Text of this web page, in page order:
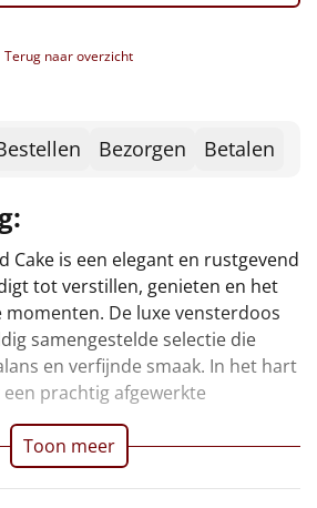
Terug naar overzicht
Bezorgen Betalen
Cake is een elegant en rustgevend
tot verstillen, genieten en het
momenten. De luxe vensterdoos
samengestelde selectie die
en verfijnde smaak. In het hart
prachtig afgewerkte
tonen van chocolade en
die net zo mooi is om te
te proeven. De fluweelzachte
kerstballen voegen een zachte
perfect samengaat met een
De thee is stijlvol verpakt
uit tot een pauze op het juiste
de keukentafel of op het werk
door. In 2025 draait het geven
eenvoud en kwaliteit –
Cake in zich draagt. Het is een
kerstgeschenk dat rust en
verpakt in een doos die net
als de inhoud smaakt. Voor
willen laten zien dat ze oog
stijl en waardering, is dit het
moment van zachtheid in een
Toon meer